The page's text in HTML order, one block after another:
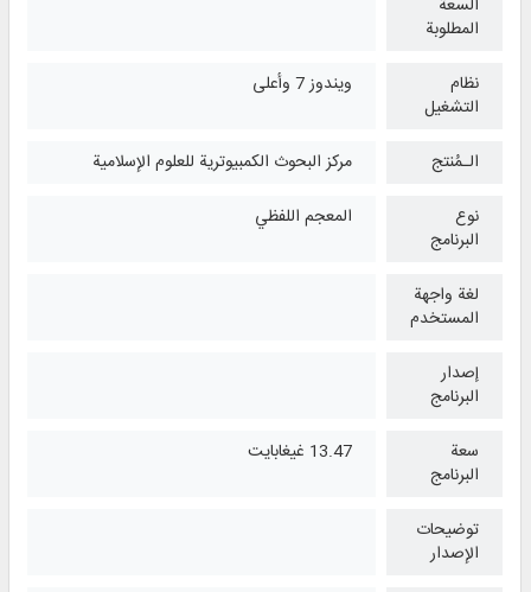
السعة
المطلوبة
نظام
التشغیل
ويندوز 7 وأعلی
الـمُنتج
مركز البحوث الكمبيوترية للعلوم الإسلامية
نوع
البرنامج
المعجم اللفظي
لغة واجهة
المستخدم
إصدار
البرنامج
سعة
البرنامج
13.47 غيغابايت
توضيحات
الإصدار